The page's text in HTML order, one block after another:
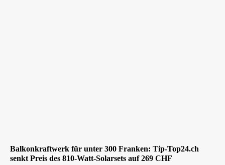
Balkonkraftwerk für unter 300 Franken: Tip-Top24.ch
senkt Preis des 810-Watt-Solarsets auf 269 CHF